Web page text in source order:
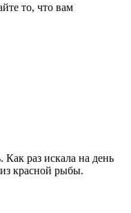
то, что вам
раз искала на день
красной рыбы.